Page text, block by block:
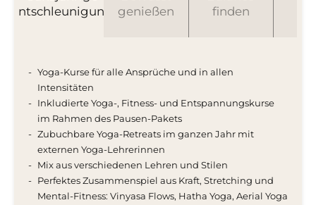
Entschleunigung
genießen
finden
Yoga-Kurse für alle Ansprüche und in allen
Intensitäten
Inkludierte Yoga-, Fitness- und Entspannungskurse
im Rahmen des Pausen-Pakets
Zubuchbare Yoga-Retreats im ganzen Jahr mit
externen Yoga-Lehrerinnen
Mix aus verschiedenen Lehren und Stilen
Perfektes Zusammenspiel aus Kraft, Stretching und
Mental-Fitness: Vinyasa Flows, Hatha Yoga, Aerial Yoga